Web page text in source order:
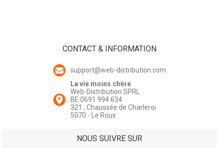
CONTACT & INFORMATION
support@web-distribution.com
La vie moins chère
Web-Distribution SPRL
BE 0691 994 634
321 , Chaussée de Charleroi
5070 - Le Roux
NOUS SUIVRE SUR